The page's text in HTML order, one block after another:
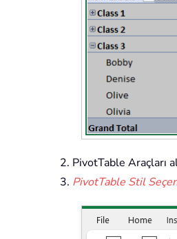
PivotTable Araçları
PivotTable Stil